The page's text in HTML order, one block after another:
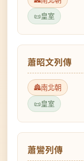
蕭昭文列傳
南北朝
皇室
蕭鸞列傳
南北朝